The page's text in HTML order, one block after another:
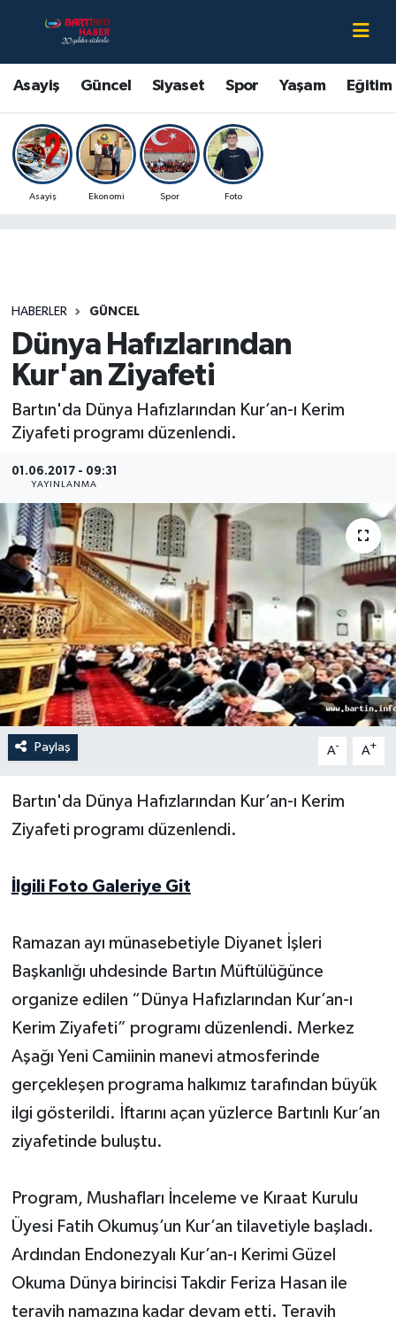
Asayiş Güncel Siyaset Spor Yaşam Eğitim
Asayiş Ekonomi Spor Foto
HABERLER GÜNCEL
Dünya Hafızlarından
Kur'an Ziyafeti
Bartın'da Dünya Hafızlarından Kur’an-ı Kerim
Ziyafeti programı düzenlendi.
01.06.2017 - 09:31
YAYINLANMA
Paylaş A- A+
Bartın'da Dünya Hafızlarından Kur’an-ı Kerim
Ziyafeti programı düzenlendi.
İlgili Foto Galeriye Git
Ramazan ayı münasebetiyle Diyanet İşleri
Başkanlığı uhdesinde Bartın Müftülüğünce
organize edilen “Dünya Hafızlarından Kur’an-ı
Kerim Ziyafeti” programı düzenlendi. Merkez
Aşağı Yeni Camiinin manevi atmosferinde
gerçekleşen programa halkımız tarafından büyük
ilgi gösterildi. İftarını açan yüzlerce Bartınlı Kur’an
ziyafetinde buluştu.
Program, Mushafları İnceleme ve Kıraat Kurulu
Üyesi Fatih Okumuş’un Kur’an tilavetiyle başladı.
Ardından Endonezyalı Kur’an-ı Kerimi Güzel
Okuma Dünya birincisi Takdir Feriza Hasan ile
teravih namazına kadar devam etti. Teravih
Asayiş
Bartın Hakkında
Çevre
Eğitim
Kültür-Sanat
Magazin
Medya
Sağlık
Sinema
Sivil Toplum
Siyaset
Spor
Tarım
Turizm
Yerel Yönetimler
DÜNYA
Bartın Nöbetçi Eczaneler
Bartın Hava Durumu
Bartin Namaz Vakitleri
Bartın Trafik Yoğunluk Haritası
Son Dakika Haberleri
Haber Arşivi